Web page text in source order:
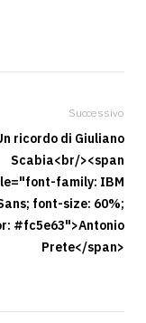
Successivo
ricordo di Giuliano
Scabia<br/><span
family: IBM
font-size: 60%;
#fc5e63">Antonio
Prete</span>